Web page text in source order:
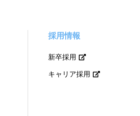
採用情報
新卒採用
キャリア採用